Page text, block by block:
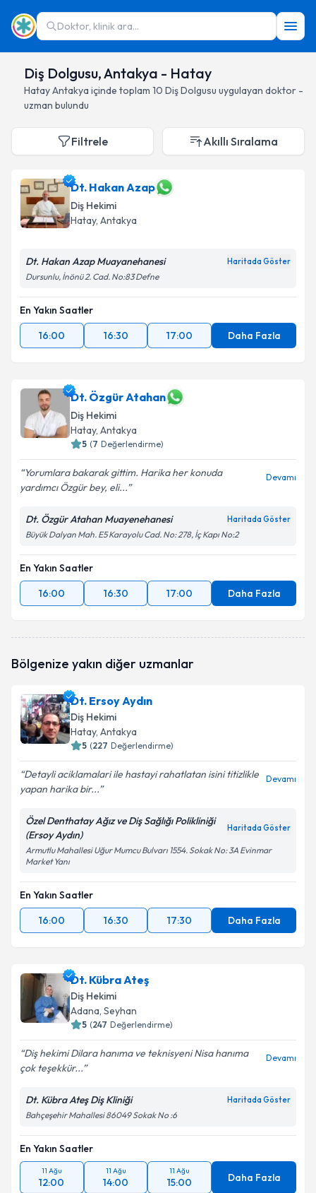
Doktor, klinik ara...
Diş Dolgusu, Antakya - Hatay
HatayAntakya içinde toplam 10 Diş Dolgusu uygulayan doktor -
uzman bulundu
Filtrele Akıllı Sıralama
Dt. Hakan Azap
Diş Hekimi
Hatay, Antakya
Dt. Hakan Azap Muayanehanesi Haritada Göster
Dursunlu, İnönü 2. Cad. No:83 Defne
En Yakın Saatler
16:00
16:30 17:00 Daha Fazla
Dt. Özgür Atahan
Diş Hekimi
Hatay, Antakya
5 (7 Değerlendirme)
Yorumlara bakarak gittim. Harika her konuda
yardımcı Özgür bey, eli...
Devamı
Dt. Özgür Atahan Muayenehanesi Haritada Göster
Büyük Dalyan Mah. E5 Karayolu Cad. No: 278, İç Kapı No:2
En Yakın Saatler
16:00
16:30 17:00 Daha Fazla
Bölgenize yakın diğer uzmanlar
Dt. Ersoy Aydın
Diş Hekimi
Hatay, Antakya
5 (227 Değerlendirme)
Detayli aciklamalari ile hastayi rahatlatan isini titizlikle
yapan harika bir...
Devamı
Özel Denthatay Ağız ve Diş Sağlığı Polikliniği
(Ersoy Aydın)
Haritada Göster
Armutlu Mahallesi Uğur Mumcu Bulvarı 1554. Sokak No: 3A Evinmar
Market Yanı
En Yakın Saatler
16:00
16:30 17:30 Daha Fazla
Dt. Kübra Ateş
Diş Hekimi
Adana, Seyhan
5 (247 Değerlendirme)
Diş hekimi Dilara hanıma ve teknisyeni Nisa hanıma
çok teşekkür...
Devamı
Dt. Kübra Ateş Diş Kliniği Haritada Göster
Bahçeşehir Mahallesi 86049 Sokak No :6
En Yakın Saatler
11 Ağu
12:00
11 Ağu
14:00
11 Ağu
15:00 Daha Fazla